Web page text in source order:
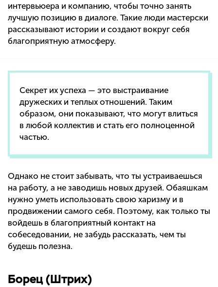
интервьюера и компанию, чтобы точно занять
лучшую позицию в диалоге. Такие люди мастерски
рассказывают истории и создают вокруг себя
благоприятную атмосферу.
Секрет их успеха — это выстраивание
дружеских и теплых отношений. Таким
образом, они показывают, что могут влиться
в любой коллектив и стать его полноценной
частью.
Однако не стоит забывать, что ты устраиваешься
на работу, а не заводишь новых друзей. Обаяшкам
нужно уметь использовать свою харизму и в
продвижении самого себя. Поэтому, как только ты
войдешь в благоприятный контакт на
собеседовании, не забудь рассказать, чем ты
будешь полезна.
Борец (Штрих)